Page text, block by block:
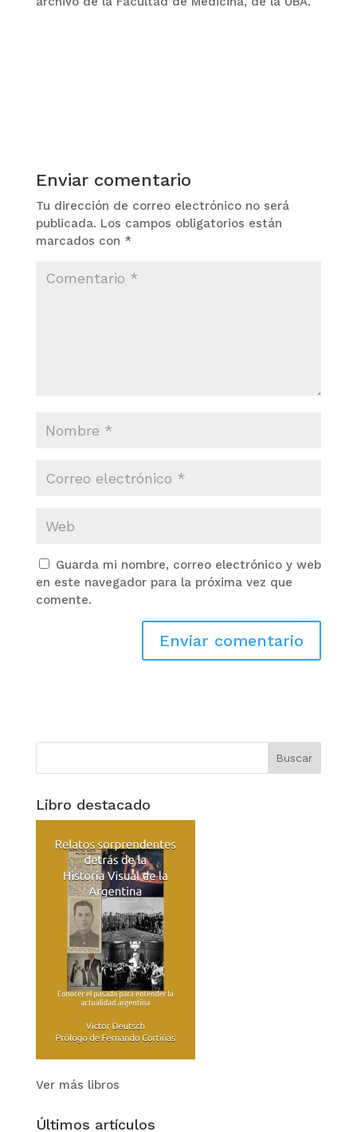
Enviar comentario
Tu dirección de correo electrónico no será
publicada. Los campos obligatorios están
marcados con *
Guarda mi nombre, correo electrónico y web
en este navegador para la próxima vez que
comente.
Libro destacado
Ver más libros
Últimos artículos